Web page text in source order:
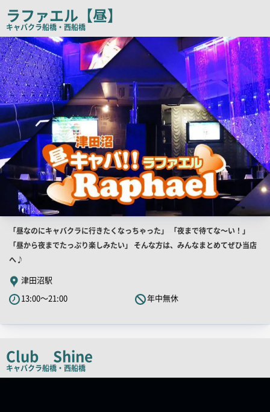
コ
ピ
ー
ラファエル【昼】
キャバクラ船橋・西船橋
店
舗
PR
画
像
店
舗
PR
キ
ャ
ッ
ー
「昼なのにキャバクラに行きたくなっちゃった」 「夜まで待てな～い！」
「昼から夜までたっぷり楽しみたい」 そんな方は、みんなまとめてぜひ当店
へ♪
津田沼駅
13:00～21:00
年中無休
Club Shine
キャバクラ船橋・西船橋